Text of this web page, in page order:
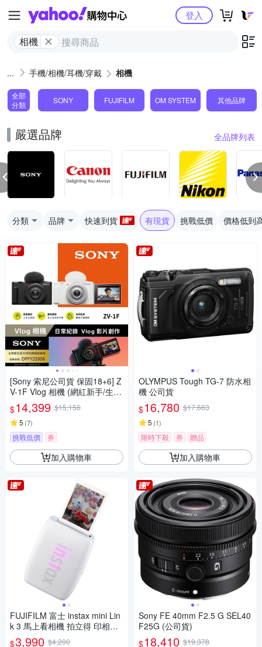
Yahoo購物中心
相機
登入
手機/相機/耳機/穿戴 相機
全部
分類
SONY FUJIFILM OM SYSTEM 其他品牌
嚴選品牌 全品牌列表
分類 品牌 快速到貨 有現貨 挑戰低價 價格低到
[Sony 索尼公司貨 保固18+6] Z
V-1F Vlog 相機 (網紅新手/生活
隨拍)
$14,399 $15,156
5 (7)
挑戰低價 券
加入購物車
FUJIFILM 富士 instax mini Lin
k 3 馬上看相機 拍立得 印相機
公司貨
$3,990 $4,200
OLYMPUS Tough TG-7 防水相
機 公司貨
$16,780 $17,663
5 (1)
限時下殺 券 贈品
加入購物車
Sony FE 40mm F2.5 G SEL40
F25G (公司貨)
$18,410 $19,378